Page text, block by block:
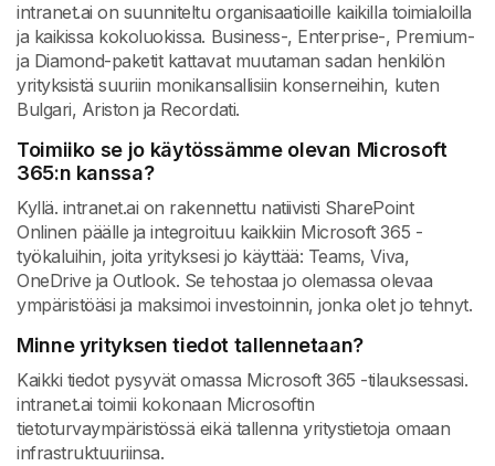
intranet.ai on suunniteltu organisaatioille kaikilla toimialoilla
ja kaikissa kokoluokissa. Business-, Enterprise-, Premium-
ja Diamond-paketit kattavat muutaman sadan henkilön
yrityksistä suuriin monikansallisiin konserneihin, kuten
Bulgari, Ariston ja Recordati.
Toimiiko se jo käytössämme olevan Microsoft
365:n kanssa?
Kyllä. intranet.ai on rakennettu natiivisti SharePoint
Onlinen päälle ja integroituu kaikkiin Microsoft 365 -
työkaluihin, joita yrityksesi jo käyttää: Teams, Viva,
OneDrive ja Outlook. Se tehostaa jo olemassa olevaa
ympäristöäsi ja maksimoi investoinnin, jonka olet jo tehnyt.
Minne yrityksen tiedot tallennetaan?
Kaikki tiedot pysyvät omassa Microsoft 365 -tilauksessasi.
intranet.ai toimii kokonaan Microsoftin
tietoturvaympäristössä eikä tallenna yritystietoja omaan
infrastruktuuriinsa.